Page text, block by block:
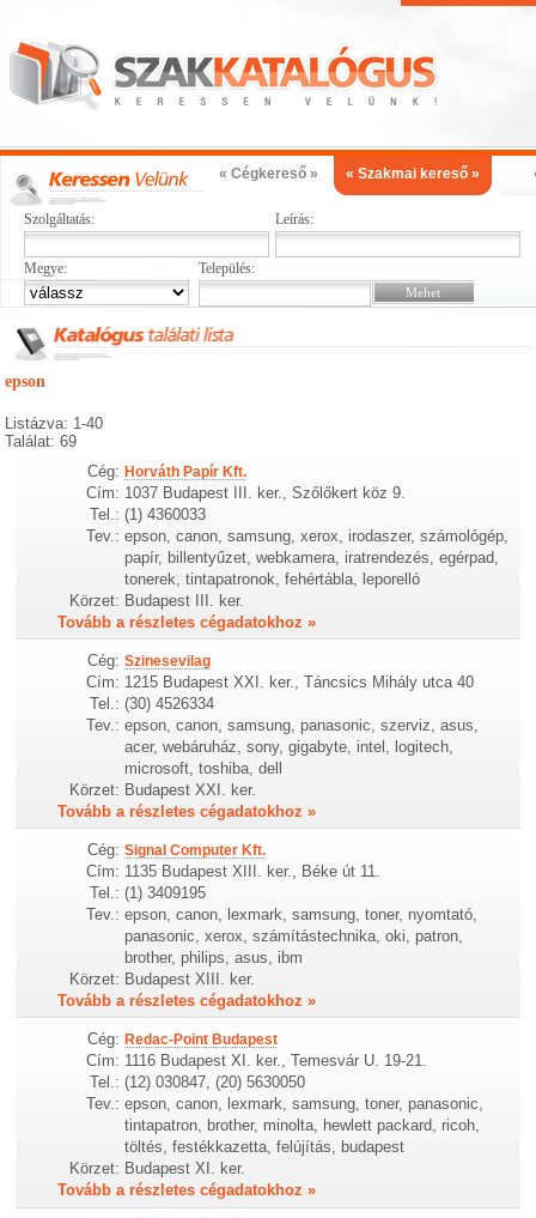
« Cégkereső » « Szakmai kereső »
Szolgáltatás: Leírás:
Megye: Település:
epson
Listázva: 1-40
Találat: 69
Cég: Horváth Papír Kft.
Cím: 1037 Budapest III. ker., Szőlőkert köz 9.
Tel.: (1) 4360033
Tev.: epson, canon, samsung, xerox, irodaszer, számológép,
papír, billentyűzet, webkamera, iratrendezés, egérpad,
tonerek, tintapatronok, fehértábla, leporelló
Körzet: Budapest III. ker.
Tovább a részletes cégadatokhoz »
Cég: Szinesevilag
Cím: 1215 Budapest XXI. ker., Táncsics Mihály utca 40
Tel.: (30) 4526334
Tev.: epson, canon, samsung, panasonic, szerviz, asus,
acer, webáruház, sony, gigabyte, intel, logitech,
microsoft, toshiba, dell
Körzet: Budapest XXI. ker.
Tovább a részletes cégadatokhoz »
Cég: Signal Computer Kft.
Cím: 1135 Budapest XIII. ker., Béke út 11.
Tel.: (1) 3409195
Tev.: epson, canon, lexmark, samsung, toner, nyomtató,
panasonic, xerox, számítástechnika, oki, patron,
brother, philips, asus, ibm
Körzet: Budapest XIII. ker.
Tovább a részletes cégadatokhoz »
Cég: Redac-Point Budapest
Cím: 1116 Budapest XI. ker., Temesvár U. 19-21.
Tel.: (12) 030847, (20) 5630050
Tev.: epson, canon, lexmark, samsung, toner, panasonic,
tintapatron, brother, minolta, hewlett packard, ricoh,
töltés, festékkazetta, felújítás, budapest
Körzet: Budapest XI. ker.
Tovább a részletes cégadatokhoz »